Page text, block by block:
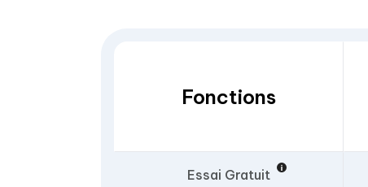
Fonctions
Essai Gratuit